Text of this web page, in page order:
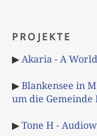
PROJEKTE
▶Akaria - A
▶Blankensee in
um die
▶Tone H -